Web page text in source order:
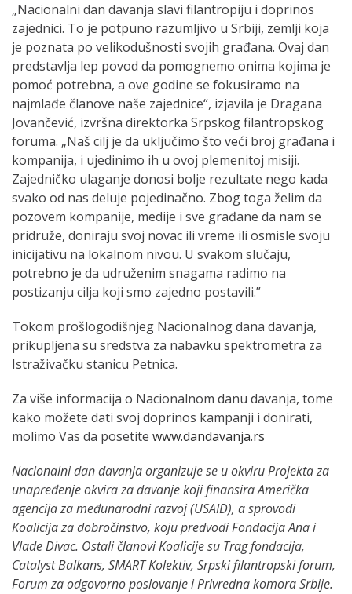
„Nacionalni dan davanja slavi filantropiju i doprinos
zajednici. To je potpuno razumljivo u Srbiji, zemlji koja
je poznata po velikodušnosti svojih građana. Ovaj dan
predstavlja lep povod da pomognemo onima kojima je
pomoć potrebna, a ove godine se fokusiramo na
najmlađe članove naše zajednice“, izjavila je Dragana
Jovančević, izvršna direktorka Srpskog filantropskog
foruma. „Naš cilj je da uključimo što veći broj građana i
kompanija, i ujedinimo ih u ovoj plemenitoj misiji.
Zajedničko ulaganje donosi bolje rezultate nego kada
svako od nas deluje pojedinačno. Zbog toga želim da
pozovem kompanije, medije i sve građane da nam se
pridruže, doniraju svoj novac ili vreme ili osmisle svoju
inicijativu na lokalnom nivou. U svakom slučaju,
potrebno je da udruženim snagama radimo na
postizanju cilja koji smo zajedno postavili.”
Tokom prošlogodišnjeg Nacionalnog dana davanja,
prikupljena su sredstva za nabavku spektrometra za
Istraživačku stanicu Petnica.
Za više informacija o Nacionalnom danu davanja, tome
kako možete dati svoj doprinos kampanji i donirati,
molimo Vas da posetite www.dandavanja.rs
Nacionalni dan davanja organizuje se u okviru Projekta za
unapređenje okvira za davanje koji finansira Američka
agencija za međunarodni razvoj (USAID), a sprovodi
Koalicija za dobročinstvo, koju predvodi Fondacija Ana i
Vlade Divac. Ostali članovi Koalicije su Trag fondacija,
Catalyst Balkans, SMART Kolektiv, Srpski filantropski forum,
Forum za odgovorno poslovanje i Privredna komora Srbije.